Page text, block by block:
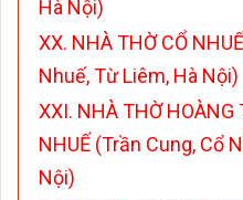
Hà Nội)
XX. NHÀ THỜ CỔ
Nhuế, Từ Liêm, Hà Nội)
XXI. NHÀ THỜ HOÀNG
NHUẾ (Trần Cung, Cổ
Nội)